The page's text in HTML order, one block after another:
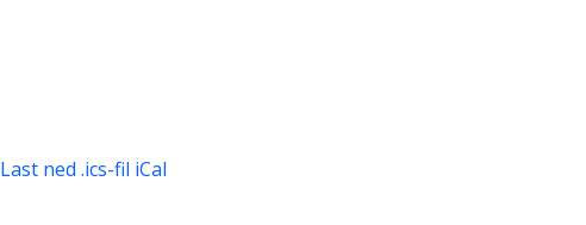
Last ned .ics-fil iCal